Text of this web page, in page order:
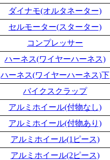
ダイナモ(オルタネーター)
セルモーター(スターター)
コンプレッサー
ハーネス(ワイヤーハーネス)
ハーネス(ワイヤーハーネス)下
バイクスクラップ
アルミホイール(付物なし)
アルミホイール(付物あり)
アルミホイール(1ピース)
アルミホイール(2ピース)